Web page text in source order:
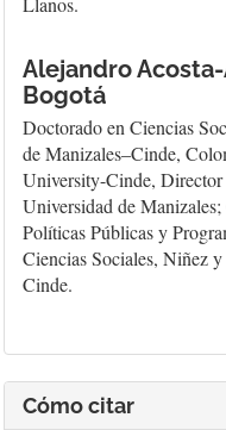
Alejandro
Bogotá
Doctorado en Ciencias
de Manizales–Cinde,
University-Cinde,
Universidad de
Políticas Públicas y
Ciencias Sociales, Niñez
Cinde.
Cómo citar